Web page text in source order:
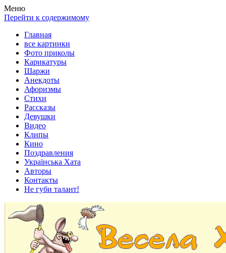
Весела хата — прикольные картинки, смешные истории,
клипы!
Покажем всем ваши фото приколы, карикатуры, шаржи, стихи,
рассказы, видео и песни!
Меню
Перейти к содержимому
Главная
все картинки
Фото приколы
Карикатуры
Шаржи
Анекдоты
Афоризмы
Стихи
Рассказы
Девушки
Видео
Клипы
Кино
Поздравления
Українська Хата
Авторы
Контакты
Не губи талант!